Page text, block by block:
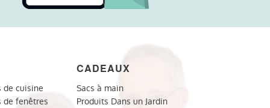
de cuisine
de fenêtres
CADEAUX
Sacs à main
Produits Dans un Jardin